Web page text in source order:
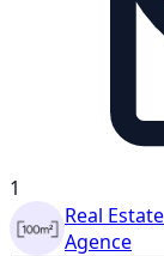
1
Real Estate
Agence